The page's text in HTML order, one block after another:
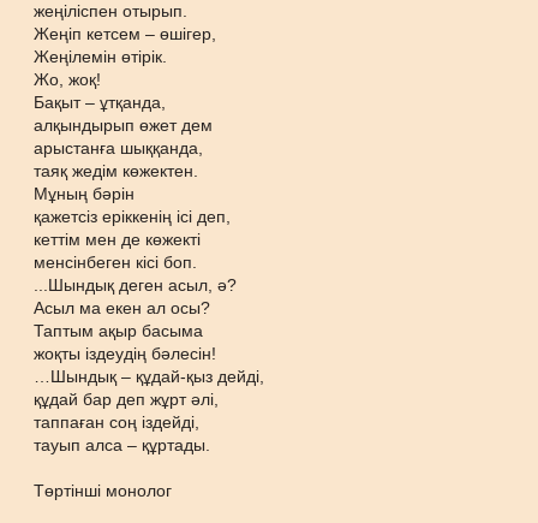
жеңіліспен отырып.
Жеңіп кетсем – өшігер,
Жеңілемін өтірік.
Жо, жоқ!
Бақыт – ұтқанда,
алқындырып өжет дем
арыстанға шыққанда,
таяқ жедім көжектен.
Мұның бәрін
қажетсіз еріккенің ісі деп,
кеттім мен де көжекті
менсінбеген кісі боп.
...Шындық деген асыл, ә?
Асыл ма екен ал осы?
Таптым ақыр басыма
жоқты іздеудің бәлесін!
…Шындық – құдай-қыз дейді,
құдай бар деп жұрт әлі,
таппаған соң іздейді,
тауып алса – құртады.
Төртінші монолог